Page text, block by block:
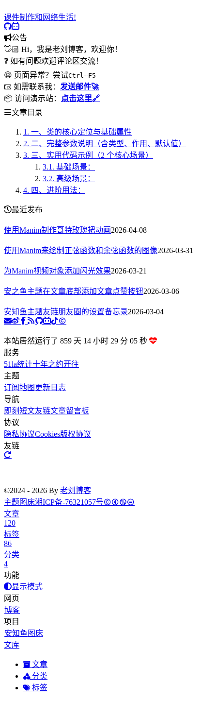
课件制作和网络生活!
公告
👋🏻 Hi，我是老刘博客，欢迎你！
❓ 如有问题欢迎评论区交流！
😫 页面异常？尝试Ctrl+F5
📧 如需联系我： 发送邮件🚀
📦 访问演示站：
点击这里🔗
文章目录
1. 一、类的核心定位与基础属性
2. 二、完整参数说明（含类型、作用、默认值）
3. 三、实用代码示例（2 个核心场景）
3.1. 基础场景：
3.2. 高级场景：
4. 四、进阶用法：
最近发布
使用Manim制作哥特玫瑰裙动画2026-04-08
使用Manim来绘制正弦函数和余弦函数的图像2026-03-31
为Manim视频对象添加闪光效果2026-03-21
安之鱼主题在文章底部添加文章点赞按钮2026-03-06
安知鱼主题友链朋友圈的设置备忘录2026-03-04
本站居然运行了 859 天 14 小时 29 分 06 秒
服务
51la统计十年之约开往
主题
订阅地图 更新日志
导航
即刻短文友链文章留言板
协议
隐私协议Cookies版权协议
友链
©2024 - 2026 By 老刘博客
主题 图床湘ICP备-76321057号
文章
120
标签
86
分类
4
功能
显示模式
网页
博客
项目
安知鱼图床
文库
文章
分类
标签